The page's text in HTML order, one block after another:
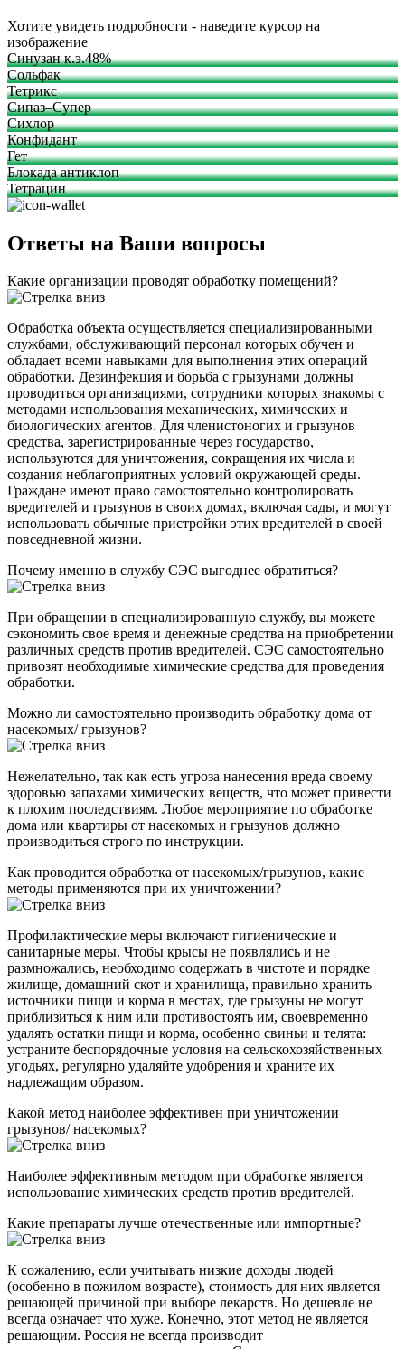
Хотите увидеть подробности - наведите курсор на
изображение
Синузан к.э.48%
Сольфак
Тетрикс
Сипаз–Супер
Сихлор
Конфидант
Гет
Блокада антиклоп
Тетрацин
Ответы на Ваши вопросы
Какие организации проводят обработку помещений?
Обработка объекта осуществляется специализированными
службами, обслуживающий персонал которых обучен и
обладает всеми навыками для выполнения этих операций
обработки. Дезинфекция и борьба с грызунами должны
проводиться организациями, сотрудники которых знакомы с
методами использования механических, химических и
биологических агентов. Для членистоногих и грызунов
средства, зарегистрированные через государство,
используются для уничтожения, сокращения их числа и
создания неблагоприятных условий окружающей среды.
Граждане имеют право самостоятельно контролировать
вредителей и грызунов в своих домах, включая сады, и могут
использовать обычные пристройки этих вредителей в своей
повседневной жизни.
Почему именно в службу СЭС выгоднее обратиться?
При обращении в специализированную службу, вы можете
сэкономить свое время и денежные средства на приобретении
различных средств против вредителей. СЭС самостоятельно
привозят необходимые химические средства для проведения
обработки.
Можно ли самостоятельно производить обработку дома от
насекомых/ грызунов?
Нежелательно, так как есть угроза нанесения вреда своему
здоровью запахами химических веществ, что может привести
к плохим последствиям. Любое мероприятие по обработке
дома или квартиры от насекомых и грызунов должно
производиться строго по инструкции.
Как проводится обработка от насекомых/грызунов, какие
методы применяются при их уничтожении?
Профилактические меры включают гигиенические и
санитарные меры. Чтобы крысы не появлялись и не
размножались, необходимо содержать в чистоте и порядке
жилище, домашний скот и хранилища, правильно хранить
источники пищи и корма в местах, где грызуны не могут
приблизиться к ним или противостоять им, своевременно
удалять остатки пищи и корма, особенно свиньи и телята:
устраните беспорядочные условия на сельскохозяйственных
угодьях, регулярно удаляйте удобрения и храните их
надлежащим образом.
Какой метод наиболее эффективен при уничтожении
грызунов/ насекомых?
Наиболее эффективным методом при обработке является
использование химических средств против вредителей.
Какие препараты лучше отечественные или импортные?
К сожалению, если учитывать низкие доходы людей
(особенно в пожилом возрасте), стоимость для них является
решающей причиной при выборе лекарств. Но дешевле не
всегда означает что хуже. Конечно, этот метод не является
решающим. Россия не всегда производит